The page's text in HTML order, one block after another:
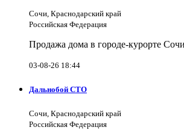
Сочи, Краснодарский край
Российская Федерация
Продажа дома в городе-курорте
03-08-26 18:44
Дальнобой СТО
Сочи, Краснодарский край
Российская Федерация